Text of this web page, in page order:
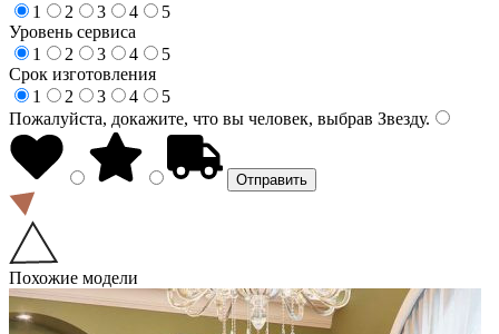
1
2 3 4
5
Уровень сервиса
1
2 3 4
5
Срок изготовления
1
2 3 4
5
Пожалуйста, докажите, что вы человек, выбрав Звезду.
Похожие модели